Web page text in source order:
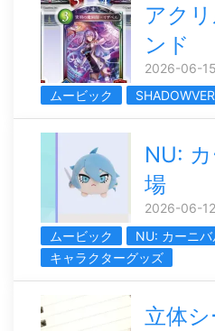
アク
ンド
2026-06-
ムービック
NU:
場
2026-06-
ムービック
NU: カーニバ
キャラクターグッズ
立体